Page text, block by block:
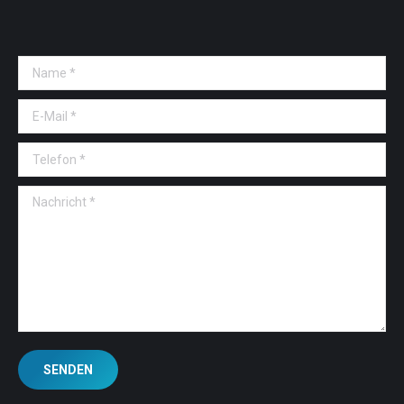
Name *
E-Mail *
Telefon *
Nachricht *
SENDEN